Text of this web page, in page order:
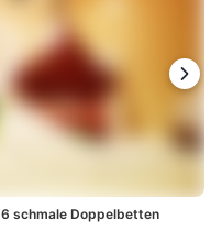
6 schmale Doppelbetten